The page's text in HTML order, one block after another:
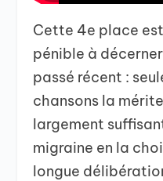
Cette 4e place
pénible à
passé récent :
chansons la
largement
migraine en la
longue